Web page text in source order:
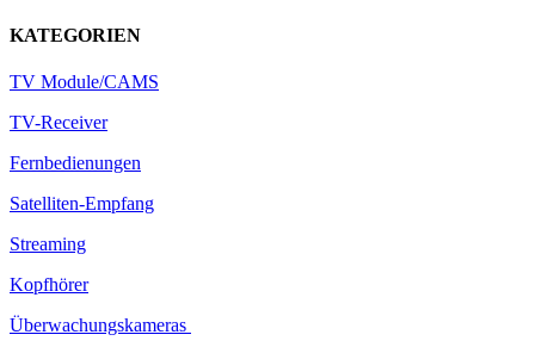
KATEGORIEN
TV Module/CAMS
TV-Receiver
Fernbedienungen
Satelliten-Empfang
Streaming
Kopfhörer
Überwachungskameras